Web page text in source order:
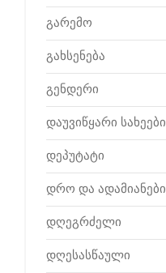
გარემო
გახსენება
გენდერი
დაუვიწყარი სახეები
დეპუტატი
დრო და ადამიანები
დღეგრძელი
დღესასწაული